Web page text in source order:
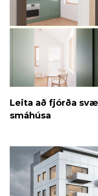
Leita að fjórða
smáhúsa